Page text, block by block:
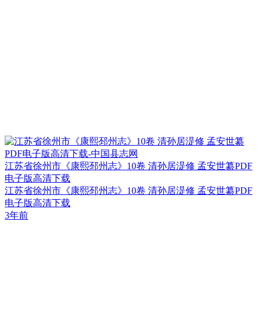
江苏省徐州市《康熙邳州志》10卷 清孙居湜修 孟安世纂PDF
电子版高清下载
江苏省徐州市《康熙邳州志》10卷 清孙居湜修 孟安世纂PDF
电子版高清下载
3年前